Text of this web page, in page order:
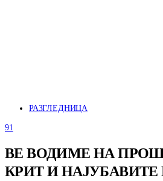
РАЗГЛЕДНИЦА
91
ВЕ ВОДИМЕ НА
КРИТ И